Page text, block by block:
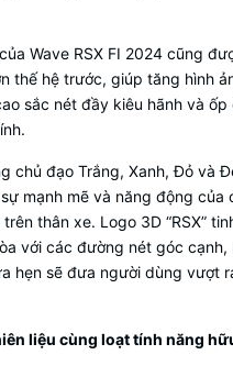
Wave RSX FI 2024 cũng
thế hệ trước, giúp tăng hình
sắc nét đầy kiêu hãnh và
chủ đạo Trắng, Xanh, Đỏ và
mạnh mẽ và năng động
thân xe. Logo 3D “RSX”
với các đường nét góc
hẹn sẽ đưa người dùng vượt
liệu cùng loạt tính năng